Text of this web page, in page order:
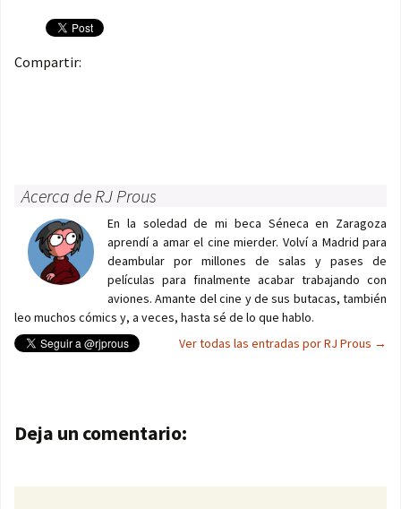
Compartir:
Acerca de RJ Prous
En la soledad de mi beca Séneca en Zaragoza
aprendí a amar el cine mierder. Volví a Madrid para
deambular por millones de salas y pases de
películas para finalmente acabar trabajando con
aviones. Amante del cine y de sus butacas, también
leo muchos cómics y, a veces, hasta sé de lo que hablo.
Ver todas las entradas por RJ Prous →
Navegación de entradas
Deja un comentario: